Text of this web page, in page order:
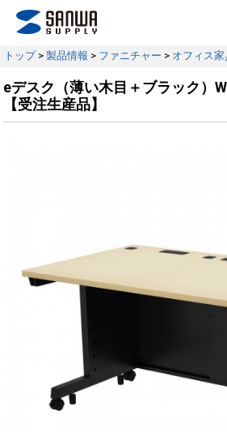
トップ> 製品情報 > ファニチャー > オフィス家
eデスク（薄い木目＋ブラック）
【受注生産品】